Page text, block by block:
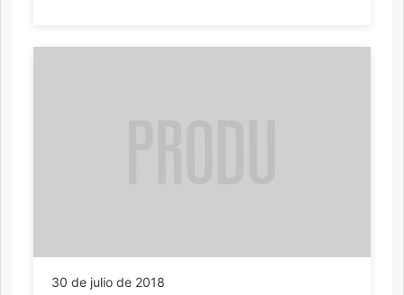
30 de julio de 2018